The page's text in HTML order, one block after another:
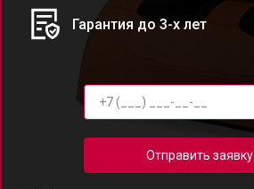
Гарантия до 3-х лет
Отправить заявку